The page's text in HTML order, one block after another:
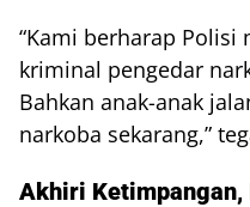
“Kami berharap Polisi
kriminal pengedar
Bahkan anak-anak
narkoba sekarang,”
Akhiri Ketimpangan,